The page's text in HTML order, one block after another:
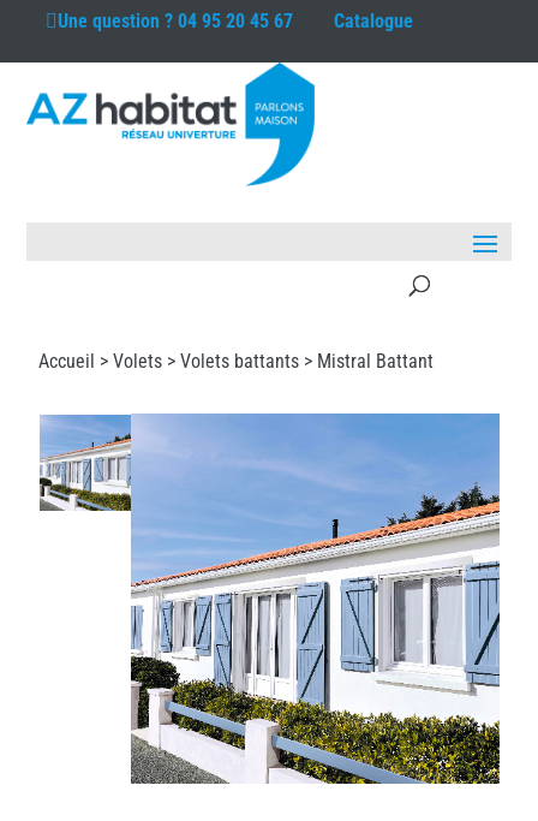
Une question ?04 95 20 45 67 Catalogue
Accueil > Volets > Volets battants > Mistral Battant